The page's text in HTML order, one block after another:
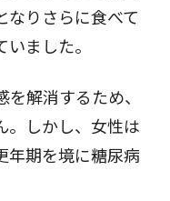
なりさらに食べて
ました。
解消するため、
。しかし、女性は
年期を境に糖尿病